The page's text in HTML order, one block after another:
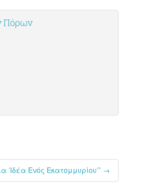
Πόρων
Ενός Εκατομμυρίου'” →